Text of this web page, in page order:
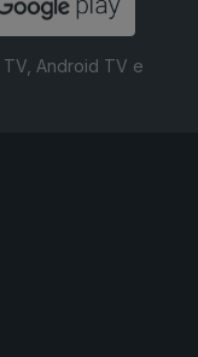
Android TV e